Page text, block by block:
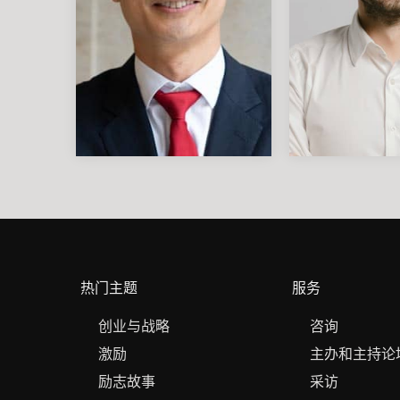
热门主题
创业与战略
激励
励志故事
服务
咨询
主办和主持论
采访